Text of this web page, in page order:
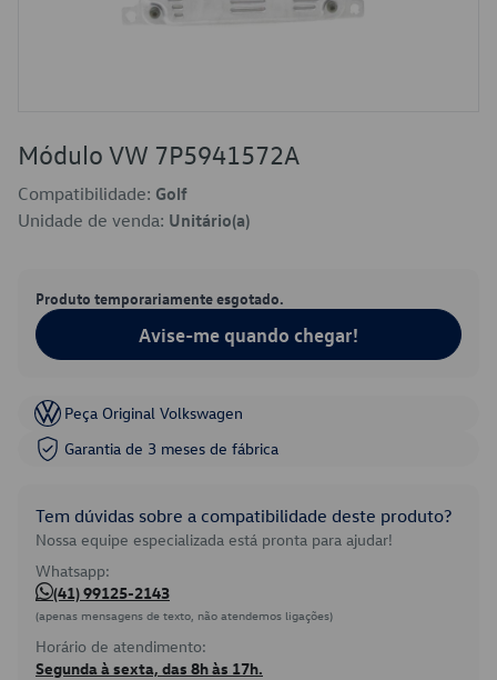
Módulo VW 7P5941572A
Compatibilidade: Golf
Unidade de venda: Unitário(a)
Produto temporariamente esgotado.
Avise-me quando chegar!
Peça Original Volkswagen
Garantia de 3 meses de fábrica
Tem dúvidas sobre a compatibilidade deste produto?
Nossa equipe especializada está pronta para ajudar!
Whatsapp:
(41) 99125-2143
(apenas mensagens de texto, não atendemos ligações)
Horário de atendimento:
Segunda à sexta, das 8h às 17h.